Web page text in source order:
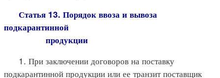
Статья 13. Порядок ввоза и вывоза
подкарантинной
продукции
1. При заключении договоров на поставку
подкарантинной продукции или ее транзит поставщик